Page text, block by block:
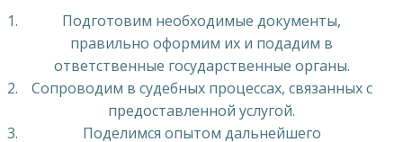
Подготовим необходимые документы,
правильно оформим их и подадим в
ответственные государственные органы.
Сопроводим в судебных процессах, связанных с
предоставленной услугой.
Поделимся опытом дальнейшего